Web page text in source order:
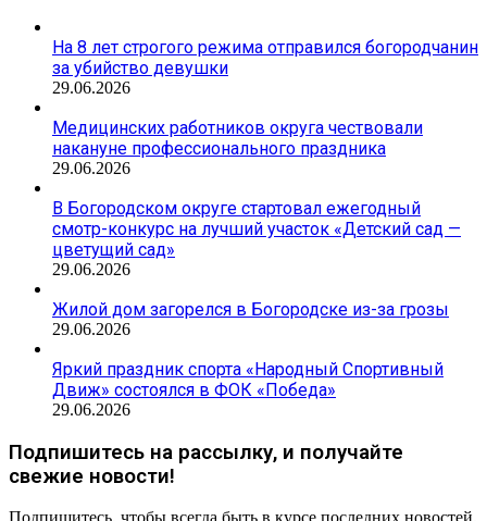
На 8 лет строгого режима отправился богородчанин
за убийство девушки
29.06.2026
Медицинских работников округа чествовали
накануне профессионального праздника
29.06.2026
В Богородском округе стартовал ежегодный
смотр-конкурс на лучший участок «Детский сад —
цветущий сад»
29.06.2026
Жилой дом загорелся в Богородске из-за грозы
29.06.2026
Яркий праздник спорта «Народный Спортивный
Движ» состоялся в ФОК «Победа»
29.06.2026
Подпишитесь на рассылку, и получайте
свежие новости!